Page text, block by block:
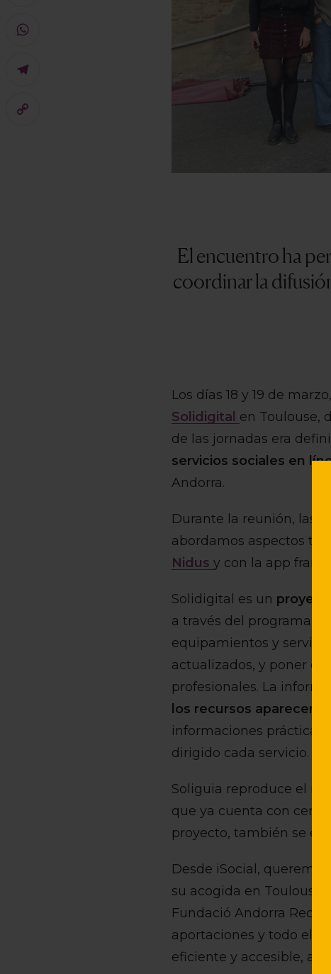
El encuentro ha
coordinar la
Los días 18 y 19 de
Solidigital en Toulouse,
de las jornadas era
servicios sociales en
Andorra.
Durante la reunión, las
abordamos aspectos
Nidus y con la app
Solidigital es un
a través del programa
equipamientos y
actualizados, y poner
profesionales. La
los recursos
informaciones prácticas
dirigido cada servicio.
Soliguia reproduce el
que ya cuenta con
proyecto, también se
Desde iSocial,
su acogida en Toulouse,
Fundació Andorra
aportaciones y todo el
eficiente y accesible,
LinkedIn
WhatsApp
Telegram